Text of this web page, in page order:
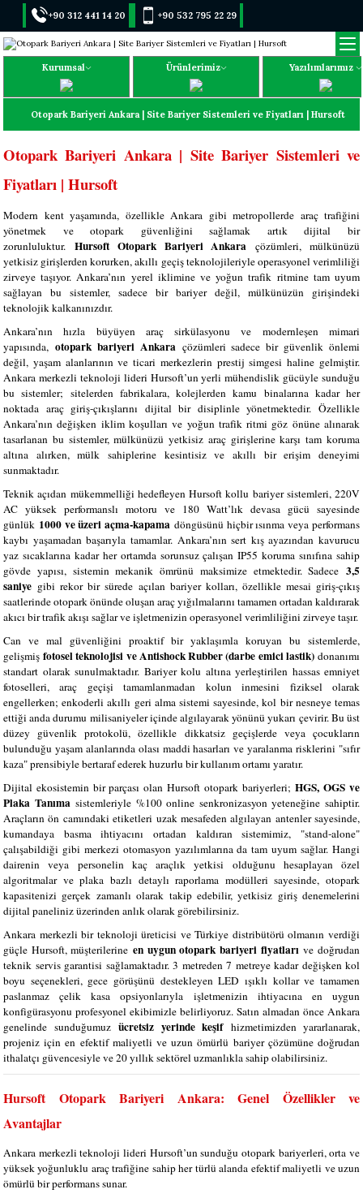
+90 312 441 14 20 +90 532 795 22 29
Kurumsal Ürünlerimiz Yazılımlarımız
Otopark Bariyeri Ankara | Site Bariyer Sistemleri ve Fiyatları | Hursoft
Otopark Bariyeri Ankara | Site Bariyer Sistemleri ve
Fiyatları | Hursoft
Modern kent yaşamında, özellikle Ankara gibi metropollerde araç trafiğini
yönetmek ve otopark güvenliğini sağlamak artık dijital bir
zorunluluktur. Hursoft Otopark Bariyeri Ankara çözümleri, mülkünüzü
yetkisiz girişlerden korurken, akıllı geçiş teknolojileriyle operasyonel verimliliği
zirveye taşıyor. Ankara’nın yerel iklimine ve yoğun trafik ritmine tam uyum
sağlayan bu sistemler, sadece bir bariyer değil, mülkünüzün girişindeki
teknolojik kalkanınızdır.
Ankara’nın hızla büyüyen araç sirkülasyonu ve modernleşen mimari
yapısında, otopark bariyeri Ankaraçözümleri sadece bir güvenlik önlemi
değil, yaşam alanlarının ve ticari merkezlerin prestij simgesi haline gelmiştir.
Ankara merkezli teknoloji lideri Hursoft’un yerli mühendislik gücüyle sunduğu
bu sistemler; sitelerden fabrikalara, kolejlerden kamu binalarına kadar her
noktada araç giriş-çıkışlarını dijital bir disiplinle yönetmektedir. Özellikle
Ankara’nın değişken iklim koşulları ve yoğun trafik ritmi göz önüne alınarak
tasarlanan bu sistemler, mülkünüzü yetkisiz araç girişlerine karşı tam koruma
altına alırken, mülk sahiplerine kesintisiz ve akıllı bir erişim deneyimi
sunmaktadır.
Teknik açıdan mükemmelliği hedefleyen Hursoft kollu bariyer sistemleri, 220V
AC yüksek performanslı motoru ve 180 Watt’lık devasa gücü sayesinde
günlük 1000 ve üzeri açma-kapama döngüsünü hiçbir ısınma veya performans
kaybı yaşamadan başarıyla tamamlar. Ankara’nın sert kış ayazından kavurucu
yaz sıcaklarına kadar her ortamda sorunsuz çalışan IP55 koruma sınıfına sahip
gövde yapısı, sistemin mekanik ömrünü maksimize etmektedir. Sadece 3,5
saniye gibi rekor bir sürede açılan bariyer kolları, özellikle mesai giriş-çıkış
saatlerinde otopark önünde oluşan araç yığılmalarını tamamen ortadan kaldırarak
akıcı bir trafik akışı sağlar ve işletmenizin operasyonel verimliliğini zirveye taşır.
Can ve mal güvenliğini proaktif bir yaklaşımla koruyan bu sistemlerde,
gelişmişfotosel teknolojisi ve Antishock Rubber (darbe emici lastik)donanımı
standart olarak sunulmaktadır. Bariyer kolu altına yerleştirilen hassas emniyet
fotoselleri, araç geçişi tamamlanmadan kolun inmesini fiziksel olarak
engellerken; enkoderli akıllı geri alma sistemi sayesinde, kol bir nesneye temas
ettiği anda durumu milisaniyeler içinde algılayarak yönünü yukarı çevirir. Bu üst
düzey güvenlik protokolü, özellikle dikkatsiz geçişlerde veya çocukların
bulunduğu yaşam alanlarında olası maddi hasarları ve yaralanma risklerini "sıfır
kaza" prensibiyle bertaraf ederek huzurlu bir kullanım ortamı yaratır.
Dijital ekosistemin bir parçası olan Hursoft otopark bariyerleri;HGS, OGS ve
Plaka Tanımasistemleriyle %100 online senkronizasyon yeteneğine sahiptir.
Araçların ön camındaki etiketleri uzak mesafeden algılayan antenler sayesinde,
kumandaya basma ihtiyacını ortadan kaldıran sistemimiz, "stand-alone"
çalışabildiği gibi merkezi otomasyon yazılımlarına da tam uyum sağlar. Hangi
dairenin veya personelin kaç araçlık yetkisi olduğunu hesaplayan özel
algoritmalar ve plaka bazlı detaylı raporlama modülleri sayesinde, otopark
kapasitenizi gerçek zamanlı olarak takip edebilir, yetkisiz giriş denemelerini
dijital paneliniz üzerinden anlık olarak görebilirsiniz.
Ankara merkezli bir teknoloji üreticisi ve Türkiye distribütörü olmanın verdiği
güçle Hursoft, müşterilerine en uygun otopark bariyeri fiyatlarıve doğrudan
teknik servis garantisi sağlamaktadır. 3 metreden 7 metreye kadar değişken kol
boyu seçenekleri, gece görüşünü destekleyen LED ışıklı kollar ve tamamen
paslanmaz çelik kasa opsiyonlarıyla işletmenizin ihtiyacına en uygun
konfigürasyonu profesyonel ekibimizle belirliyoruz. Satın almadan önce Ankara
genelinde sunduğumuz ücretsiz yerinde keşifhizmetimizden yararlanarak,
projeniz için en efektif maliyetli ve uzun ömürlü bariyer çözümüne doğrudan
ithalatçı güvencesiyle ve 20 yıllık sektörel uzmanlıkla sahip olabilirsiniz.
Hursoft Otopark Bariyeri Ankara: Genel Özellikler ve
Avantajlar
Ankara merkezli teknoloji lideri Hursoft’un sunduğu otopark bariyerleri, orta ve
yüksek yoğunluklu araç trafiğine sahip her türlü alanda efektif maliyetli ve uzun
ömürlü bir performans sunar.